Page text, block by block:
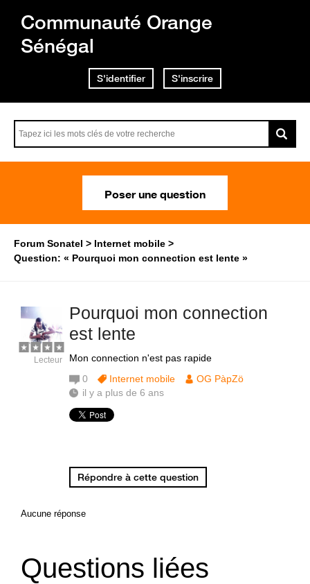
Communauté Orange
Sénégal
S'identifier S'inscrire
Poser une question
Forum Sonatel
Internet mobile
Question: « Pourquoi mon connection est lente »
Pourquoi mon connection
est lente
Mon connection n'est pas rapide
Lecteur
0 Internet mobile
OG PàpZö
il y a plus de 6 ans
Répondre à cette question
Aucune réponse
Questions liées